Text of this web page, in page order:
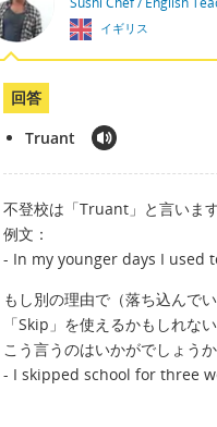
イギリス
回答
Truant
不登校は「Truant」と言いま
例文：
- In my younger days I used
もし別の理由で（落ち込んで
「Skip」を使えるかもしれない
こう言うのはいかがでしょうか
- I skipped school for three